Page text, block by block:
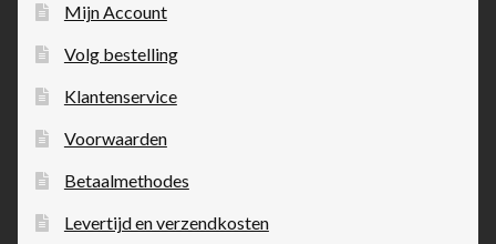
Mijn Account
Volg bestelling
Klantenservice
Voorwaarden
Betaalmethodes
Levertijd en verzendkosten